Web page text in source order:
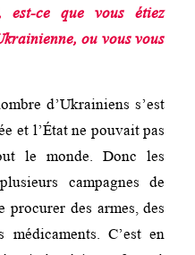
est-ce que vous étiez
ou vous vous
d’Ukrainiens s’est
et l’État ne pouvait pas
le monde. Donc les
campagnes de
des armes, des
C’est en